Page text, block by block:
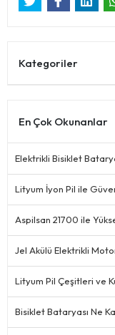
Kategoriler
En Çok Okunanlar
Elektrikli Bisiklet
Lityum İyon Pil ile
Aspilsan 21700 ile
Jel Akülü Elektrikli
Lityum Pil Çeşitleri ve
Bisiklet Bataryası Ne